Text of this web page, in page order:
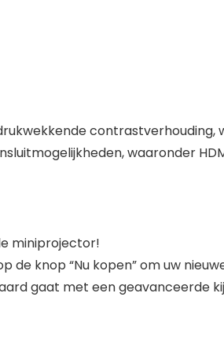
contrastverhouding,
waaronder
miniprojector!
knop “Nu kopen” om uw
gaat met een geavanceerde